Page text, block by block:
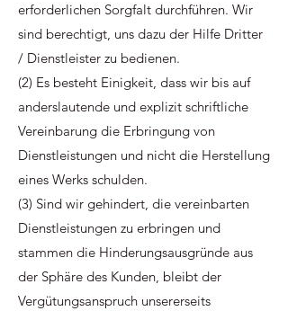
erforderlichen Sorgfalt durchführen. Wir
sind berechtigt, uns dazu der Hilfe Dritter
/ Dienstleister zu bedienen.
(2) Es besteht Einigkeit, dass wir bis auf
anderslautende und explizit schriftliche
Vereinbarung die Erbringung von
Dienstleistungen und nicht die Herstellung
eines Werks schulden.
(3) Sind wir gehindert, die vereinbarten
Dienstleistungen zu erbringen und
stammen die Hinderungsausgründe aus
der Sphäre des Kunden, bleibt der
Vergütungsanspruch unsererseits